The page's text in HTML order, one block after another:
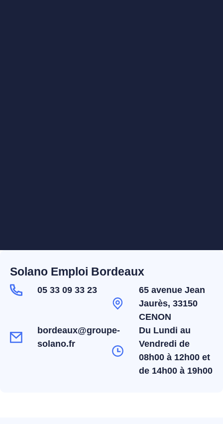
Solano Emploi Bordeaux
05 33 09 33 23
65 avenue Jean
Jaurès, 33150
CENON
bordeaux@groupe-
solano.fr
Du Lundi au
Vendredi de
08h00 à 12h00 et
de 14h00 à 19h00